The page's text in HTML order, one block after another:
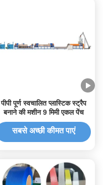
पीपी पूर्ण स्वचालित प्लास्टिक स्ट्रैप
बनाने की मशीन 9 मिमी एकल पेंच
सबसे अच्छी कीमत पाएं